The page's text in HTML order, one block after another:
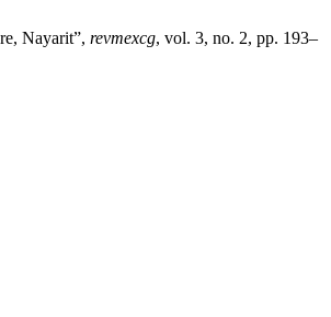
Nayarit”, revmexcg, vol. 3, no. 2, pp. 193–